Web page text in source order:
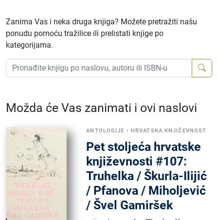
Zanima Vas i neka druga knjiga? Možete pretražiti našu
ponudu pomoću tražilice ili prelistati knjige po
kategorijama.
Možda će Vas zanimati i ovi naslovi
ANTOLOGIJE • HRVATSKA KNJIŽEVNOST
Pet stoljeća hrvatske
književnosti #107:
Truhelka / Škurla-Ilijić
/ Pfanova / Miholjević
/ Švel Gamiršek